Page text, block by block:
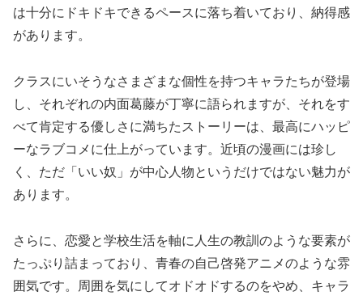
は十分にドキドキできるペースに落ち着いており、納得感
があります。
クラスにいそうなさまざまな個性を持つキャラたちが登場
し、それぞれの内面葛藤が丁寧に語られますが、それをす
べて肯定する優しさに満ちたストーリーは、最高にハッピ
ーなラブコメに仕上がっています。近頃の漫画には珍し
く、ただ「いい奴」が中心人物というだけではない魅力が
あります。
さらに、恋愛と学校生活を軸に人生の教訓のような要素が
たっぷり詰まっており、青春の自己啓発アニメのような雰
囲気です。周囲を気にしてオドオドするのをやめ、キャラ